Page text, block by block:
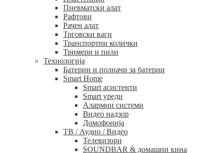
Пневматски алат
Рафтови
Рачен алат
Трговски ваги
Транспортни колички
Тримери и пили
Технологија
Батерии и полначи за батерии
Smart Home
Smart асистенти
Smart уреди
Алармни системи
Видео надзор
Домофонија
ТВ / Аудио / Видео
Телевизори
SOUNDBAR & домашни кина